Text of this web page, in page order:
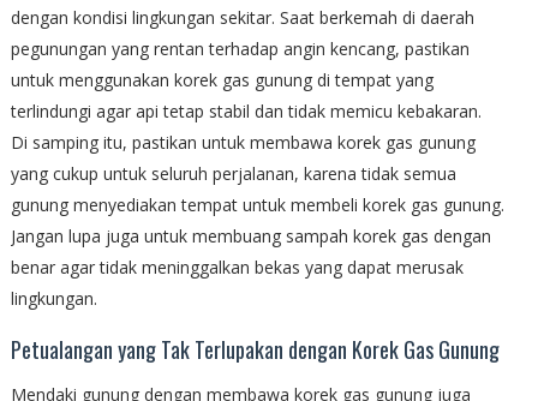
dengan kondisi lingkungan sekitar. Saat berkemah di daerah
pegunungan yang rentan terhadap angin kencang, pastikan
untuk menggunakan korek gas gunung di tempat yang
terlindungi agar api tetap stabil dan tidak memicu kebakaran.
Di samping itu, pastikan untuk membawa korek gas gunung
yang cukup untuk seluruh perjalanan, karena tidak semua
gunung menyediakan tempat untuk membeli korek gas gunung.
Jangan lupa juga untuk membuang sampah korek gas dengan
benar agar tidak meninggalkan bekas yang dapat merusak
lingkungan.
Petualangan yang Tak Terlupakan dengan Korek Gas Gunung
Mendaki gunung dengan membawa korek gas gunung juga